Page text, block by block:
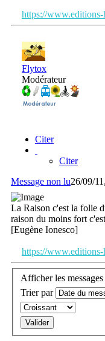
https://www.editions-
Flytox
Modérateur
Citer
Citer
Message non lu26/09/
La Raison c'est la folie
raison du moins fort
[Eugène Ionesco]
https://www.editions-
Afficher les
Trier par